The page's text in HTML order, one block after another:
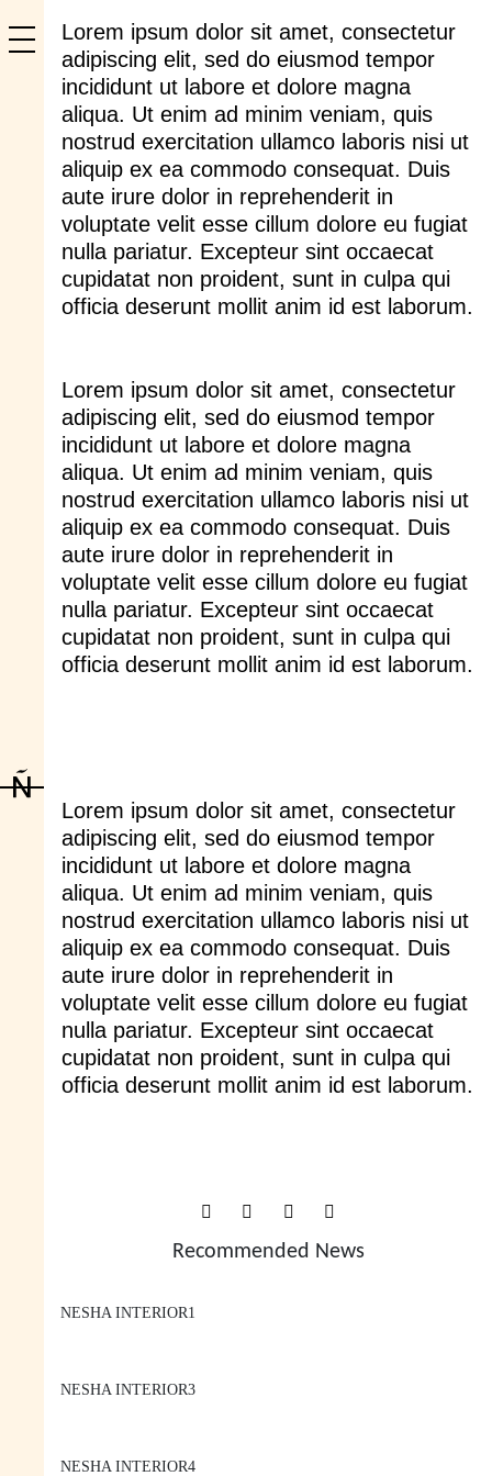
Lorem ipsum dolor sit amet, consectetur
adipiscing elit, sed do eiusmod tempor
incididunt ut labore et dolore magna
aliqua. Ut enim ad minim veniam, quis
nostrud exercitation ullamco laboris nisi ut
aliquip ex ea commodo consequat. Duis
aute irure dolor in reprehenderit in
voluptate velit esse cillum dolore eu fugiat
nulla pariatur. Excepteur sint occaecat
cupidatat non proident, sunt in culpa qui
officia deserunt mollit anim id est laborum.
Lorem ipsum dolor sit amet, consectetur
adipiscing elit, sed do eiusmod tempor
incididunt ut labore et dolore magna
aliqua. Ut enim ad minim veniam, quis
nostrud exercitation ullamco laboris nisi ut
aliquip ex ea commodo consequat. Duis
aute irure dolor in reprehenderit in
voluptate velit esse cillum dolore eu fugiat
nulla pariatur. Excepteur sint occaecat
cupidatat non proident, sunt in culpa qui
officia deserunt mollit anim id est laborum.
Lorem ipsum dolor sit amet, consectetur
adipiscing elit, sed do eiusmod tempor
incididunt ut labore et dolore magna
aliqua. Ut enim ad minim veniam, quis
nostrud exercitation ullamco laboris nisi ut
aliquip ex ea commodo consequat. Duis
aute irure dolor in reprehenderit in
voluptate velit esse cillum dolore eu fugiat
nulla pariatur. Excepteur sint occaecat
cupidatat non proident, sunt in culpa qui
officia deserunt mollit anim id est laborum.
NESHA INTERIOR1
NESHA INTERIOR3
NESHA INTERIOR4